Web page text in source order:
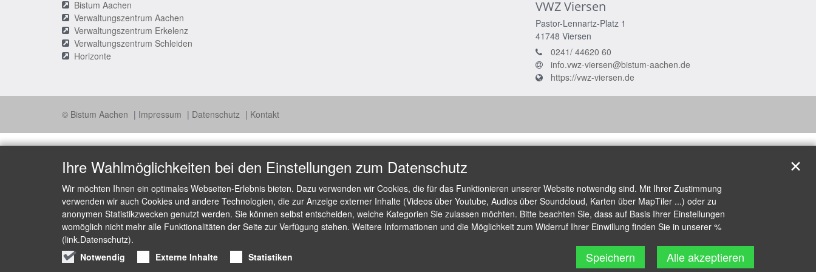
Bistum Aachen
Verwaltungszentrum Aachen
Verwaltungszentrum Erkelenz
Verwaltungszentrum Schleiden
Horizonte
VWZ Viersen
Pastor-Lennartz-Platz 1
41748 Viersen
0241/ 44620 60
info.vwz-viersen@bistum-aachen.de
https://vwz-viersen.de
© Bistum Aachen Impressum Datenschutz Kontakt
Ihre Wahlmöglichkeiten bei den Einstellungen zum Datenschutz
Wir möchten Ihnen ein optimales Webseiten-Erlebnis bieten. Dazu verwenden wir Cookies, die für das Funktionieren unserer Website notwendig sind. Mit Ihrer Zustimmung
verwenden wir auch Cookies und andere Technologien, die zur Anzeige externer Inhalte (Videos über Youtube, Audios über Soundcloud, Karten über MapTiler ...) oder zu
anonymen Statistikzwecken genutzt werden. Sie können selbst entscheiden, welche Kategorien Sie zulassen möchten. Bitte beachten Sie, dass auf Basis Ihrer Einstellungen
womöglich nicht mehr alle Funktionalitäten der Seite zur Verfügung stehen. Weitere Informationen und die Möglichkeit zum Widerruf Ihrer Einwillung finden Sie in unserer %
(link.Datenschutz).
Notwendig
Externe Inhalte Statistiken Speichern Alle akzeptieren
✕